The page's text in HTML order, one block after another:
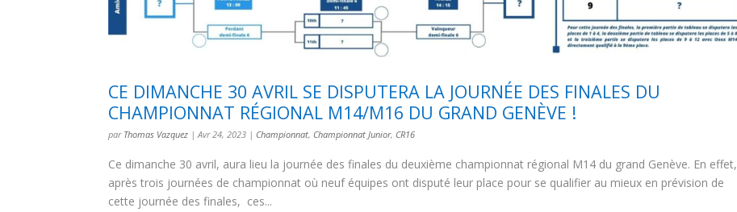
CE DIMANCHE 30 AVRIL SE DISPUTERA LA JOURNÉE DES FINALES DU
CHAMPIONNAT RÉGIONAL M14/M16 DU GRAND GENÈVE !
par Thomas Vazquez |Avr 24, 2023 | Championnat, Championnat Junior, CR16
Ce dimanche 30 avril, aura lieu la journée des finales du deuxième championnat régional M14 du grand Genève. En effet,
après trois journées de championnat où neuf équipes ont disputé leur place pour se qualifier au mieux en prévision de
cette journée des finales, ces...